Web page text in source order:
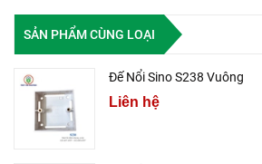
SẢN PHẨM CÙNG LOẠI
Đế Nổi Sino S238 Vuông
Liên hệ